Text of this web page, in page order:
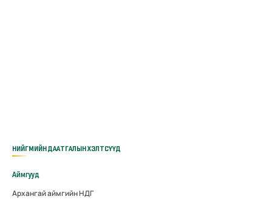
НИЙГМИЙН ДААТГАЛЫН ХЭЛТСҮҮД
Аймгууд
Архангай аймгийн НДГ